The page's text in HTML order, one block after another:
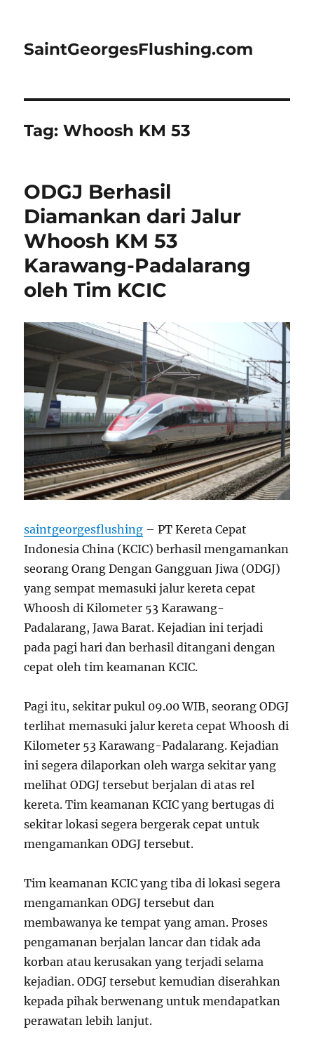
SaintGeorgesFlushing.com
Tag:Whoosh KM 53
ODGJ Berhasil
Diamankan dari Jalur
Whoosh KM 53
Karawang-Padalarang
oleh Tim KCIC
saintgeorgesflushing – PT Kereta Cepat
Indonesia China (KCIC) berhasil mengamankan
seorang Orang Dengan Gangguan Jiwa (ODGJ)
yang sempat memasuki jalur kereta cepat
Whoosh di Kilometer 53 Karawang-
Padalarang, Jawa Barat. Kejadian ini terjadi
pada pagi hari dan berhasil ditangani dengan
cepat oleh tim keamanan KCIC.
Pagi itu, sekitar pukul 09.00 WIB, seorang ODGJ
terlihat memasuki jalur kereta cepat Whoosh di
Kilometer 53 Karawang-Padalarang. Kejadian
ini segera dilaporkan oleh warga sekitar yang
melihat ODGJ tersebut berjalan di atas rel
kereta. Tim keamanan KCIC yang bertugas di
sekitar lokasi segera bergerak cepat untuk
mengamankan ODGJ tersebut.
Tim keamanan KCIC yang tiba di lokasi segera
mengamankan ODGJ tersebut dan
membawanya ke tempat yang aman. Proses
pengamanan berjalan lancar dan tidak ada
korban atau kerusakan yang terjadi selama
kejadian. ODGJ tersebut kemudian diserahkan
kepada pihak berwenang untuk mendapatkan
perawatan lebih lanjut.